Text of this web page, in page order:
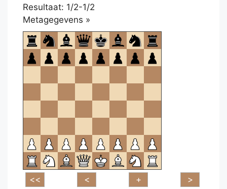
Resultaat: 1/2-1/2
Metagegevens »
om
te
openen.